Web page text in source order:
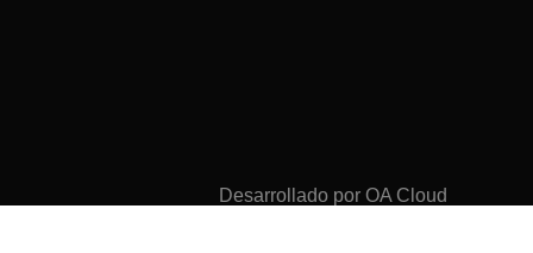
Desarrollado por OA Cloud